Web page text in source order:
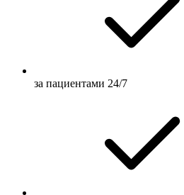
за пациентами 24/7